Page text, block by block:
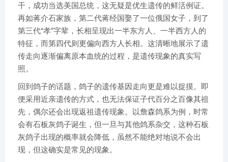
干，成功当选美国总统，这无疑是优生遗传的鲜活例证。
再如蒋介石家族，第二代蒋经国娶了一位俄国女子，到了
第三代“孝”字辈，长相呈现出一半东方人、一半西方人的
特征，而第四代则更偏向西方人长相。这清晰地展示了遗
传走向逐渐偏离原本血统的过程，是遗传现象的真实写
照。
回到鸽子的话题，鸽子的遗传基因走向更是难以捉摸。即
便采用近亲遗传的方式，也无法保证子代百分之百像其祖
先，偶尔还会出现返祖遗传现象。以詹森鸽系为例，时常
会有石板灰鸽子诞生，但一旦与其他鸽系杂交，这种石板
灰鸽子出现的概率就会降低，虽然不能绝对地说不会出
现，但这确实是常见的现象。